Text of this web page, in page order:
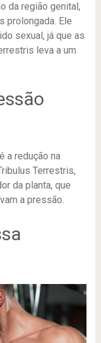
da região genital,
prolongada. Ele
sexual, já que as
leva a um
a redução na
Terrestris,
da planta, que
a pressão.